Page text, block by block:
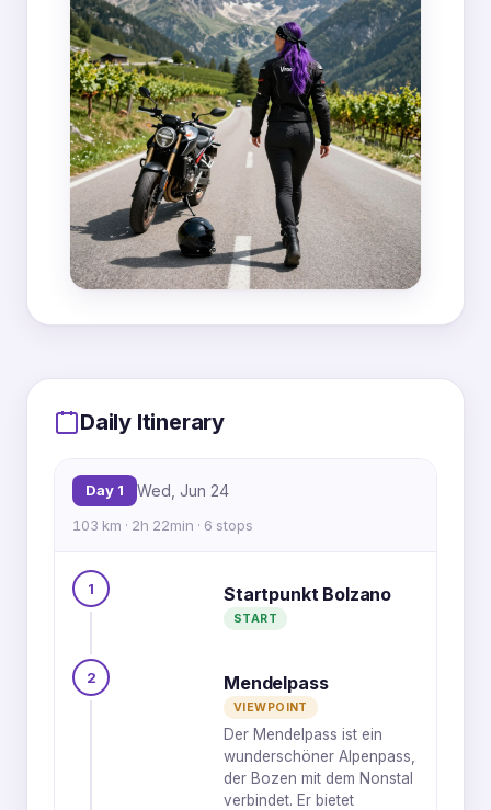
1
4
6
MapLibre|OpenFreeMap © OpenMapTilesData fromOpenStreetMap
Daily Itinerary
Day 1 Wed, Jun 24
103 km · 2h 22min · 6 stops
1 Startpunkt Bolzano
START
2 Mendelpass
VIEWPOINT
Der Mendelpass ist ein
wunderschöner Alpenpass,
der Bozen mit dem Nonstal
verbindet. Er bietet